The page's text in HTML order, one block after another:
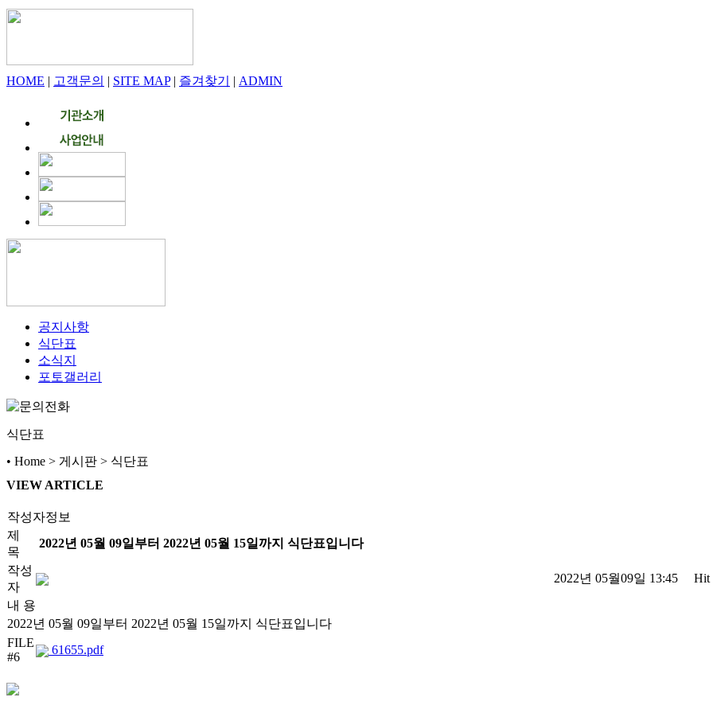
HOME | 고객문의 | SITE MAP| 즐겨찾기 | ADMIN
공지사항
식단표
소식지
포토갤러리
식단표
• Home > 게시판 > 식단표
VIEW ARTICLE
작성자정보
제
목
2022년 05월 09일부터 2022년 05월 15일까지 식단표입니다
작성
자
2022년 05월09일 13:45 Hit
내 용
2022년 05월 09일부터 2022년 05월 15일까지 식단표입니다
FILE
#6
61655.pdf